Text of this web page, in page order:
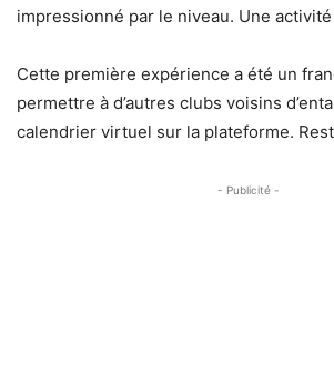
impressionné par le niveau. Une
Cette première expérience a été un
permettre à d’autres clubs voisins
calendrier virtuel sur la plateforme.
- Publicité -